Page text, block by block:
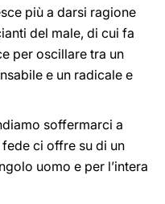
più a darsi ragione
del male, di cui fa
per oscillare tra un
e un radicale e
soffermarci a
ci offre su di un
uomo e per l’intera